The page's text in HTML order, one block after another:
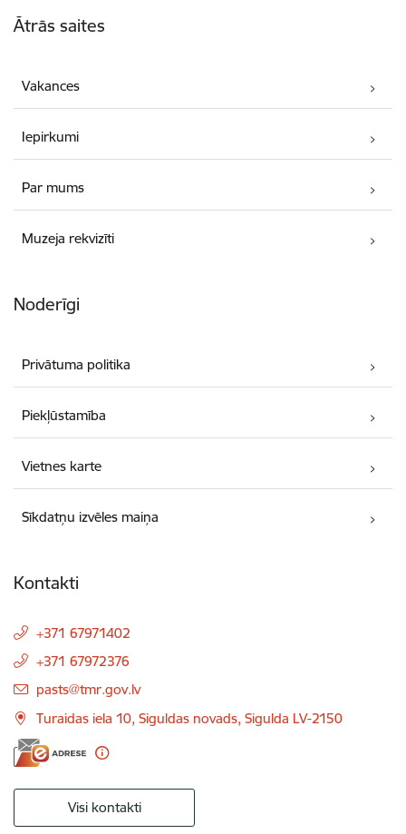
Ātrās saites
Vakances
Iepirkumi
Par mums
Muzeja rekvizīti
Noderīgi
Privātuma politika
Piekļūstamība
Vietnes karte
Sīkdatņu izvēles maiņa
Kontakti
+371 67971402
+371 67972376
E-pasts:
pasts@tmr.gov.lv
Turaidas iela 10, Siguldas novads, Sigulda LV-2150
Visi kontakti